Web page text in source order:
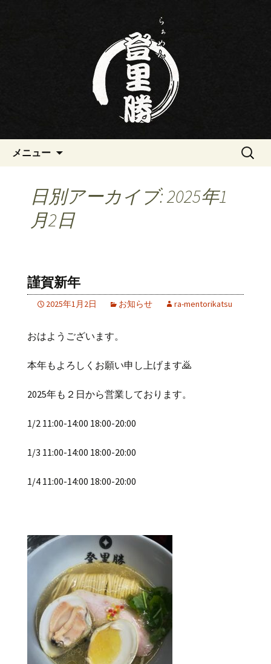
三重・桑名の寿司・ラーメン屋
らぁめん登里勝(とりかつ)のブ
ん登里勝(とりかつ)のブログです
メニュー
検
日別アーカイブ: 2025年1
月2日
謹賀新年
2025年1月2日 お知らせ ra-mentorikatsu
おはようございます。
本年もよろしくお願い申し上げます🙇
2025年も２日から営業しております。
1/2 11:00-14:00 18:00-20:00
1/3 11:00-14:00 18:00-20:00
1/4 11:00-14:00 18:00-20:00